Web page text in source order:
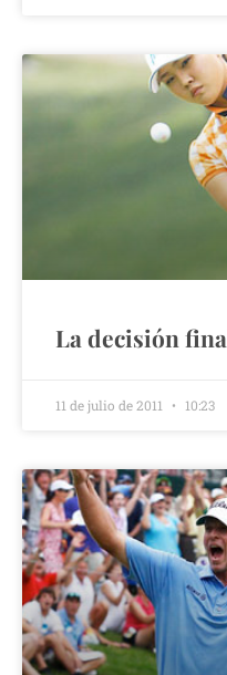
La decisión
11 de julio de 2011 10:23